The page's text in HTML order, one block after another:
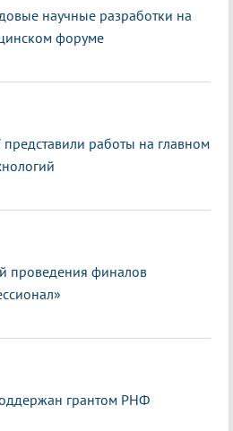
научные разработки на
форуме
работы на главном
проведения финалов
грантом РНФ